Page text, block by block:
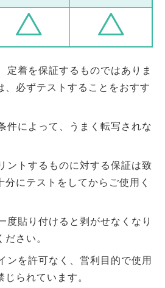
定着を保証するものではありま
、必ずテストすることをおすす
件によって、うまく転写されな
ントするものに対する保証は致
分にテストをしてからご使用く
度貼り付けると剥がせなくなり
さい。
ンを許可なく、営利目的で使用
られています。